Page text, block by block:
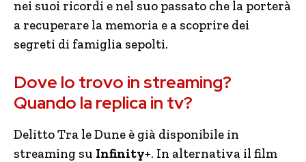
nei suoi ricordi e nel suo passato che la porterà
a recuperare la memoria e a scoprire dei
segreti di famiglia sepolti.
Dove lo trovo in streaming?
Quando la replica in tv?
Delitto Tra le Dune è già disponibile in
streaming su Infinity+. In alternativa il film